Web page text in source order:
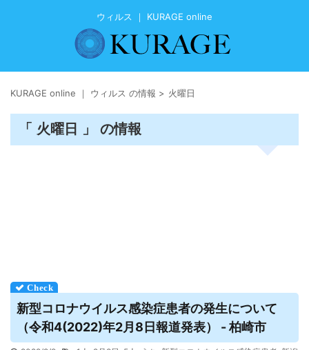
ウィルス ｜ KURAGE online
KURAGE online ｜ ウィルス の情報 > 火曜日
「 火曜日 」 の情報
新型コロナウイルス感染症患者の発生について
（令和4(2022)年2月8日報道発表） - 柏崎市